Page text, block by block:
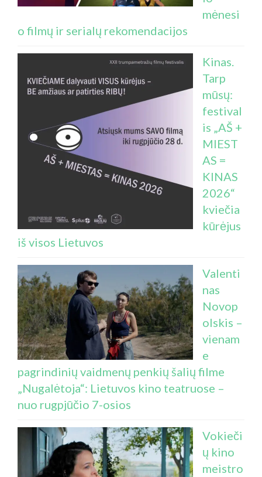
mėnesi
o filmų ir serialų rekomendacijos
Kinas.
Tarp
mūsų:
festival
is „AŠ +
MIEST
AS =
KINAS
2026“
kviečia
kūrėjus
iš visos Lietuvos
Valenti
nas
Novop
olskis –
vienam
e
pagrindinių vaidmenų penkių šalių filme
„Nugalėtoja“: Lietuvos kino teatruose –
nuo rugpjūčio 7-osios
Vokieči
ų kino
meistro